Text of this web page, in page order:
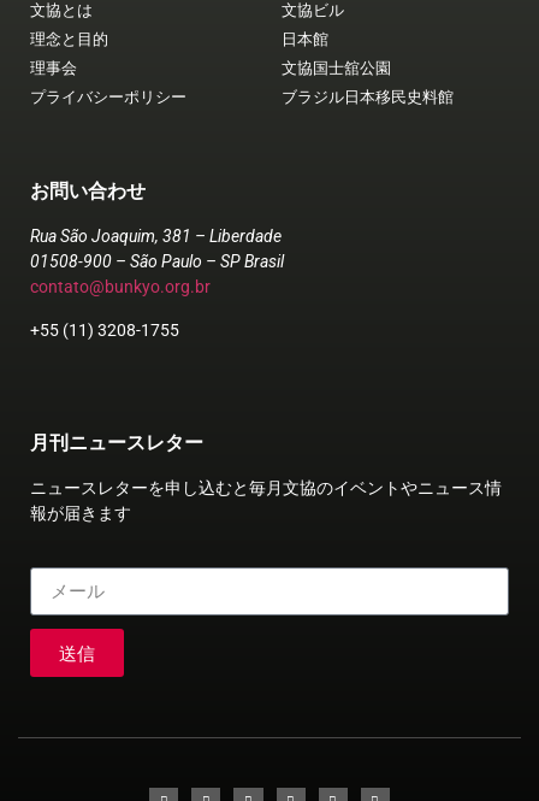
文協とは
理念と目的
理事会
プライバシーポリシー
文協ビル
日本館
文協国士舘公園
ブラジル日本移民史料館
お問い合わせ
Rua São Joaquim, 381 – Liberdade
01508-900 – São Paulo – SP Brasil
contato@bunkyo.org.br
+55 (11) 3208-1755
月刊ニュースレター
ニュースレターを申し込むと毎月文協のイベントやニュース情
報が届きます
送信